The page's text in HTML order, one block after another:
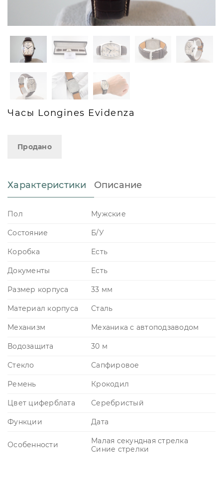
Часы Longines Evidenza
Продано
Характеристики Описание
Пол Мужские
Состояние Б/У
Коробка Есть
Документы Есть
Размер корпуса 33 мм
Материал корпуса Сталь
Механизм Механика с автоподзаводом
Водозащита 30 м
Стекло Сапфировое
Ремень Крокодил
Цвет циферблата Серебристый
Функции Дата
Особенности
Малая секундная стрелка
Синие стрелки